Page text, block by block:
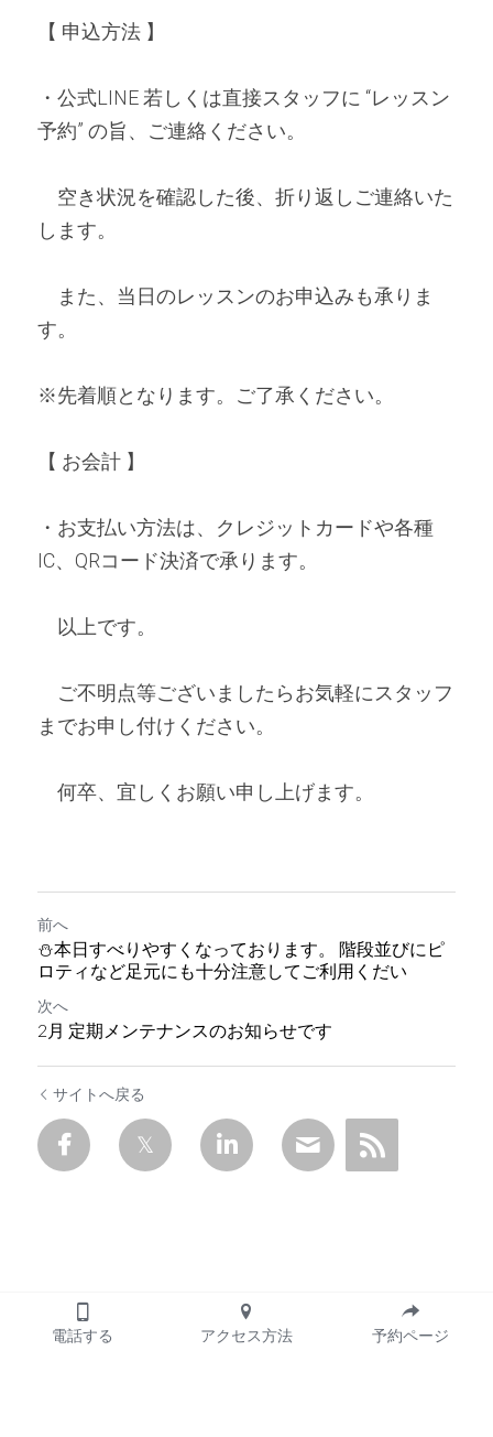
【 申込方法 】
・公式LINE 若しくは直接スタッフに “レッスン
予約” の旨、ご連絡ください。
空き状況を確認した後、折り返しご連絡いた
します。
また、当日のレッスンのお申込みも承りま
す。
※先着順となります。ご了承ください。
【 お会計 】
・お支払い方法は、クレジットカードや各種
IC、QRコード決済で承ります。
以上です。
ご不明点等ございましたらお気軽にスタッフ
までお申し付けください。
何卒、宜しくお願い申し上げます。
前へ
⛄本日すべりやすくなっております。 階段並びにピ
ロティなど足元にも十分注意してご利用くだい
次へ
2月 定期メンテナンスのお知らせです
サイトへ戻る
電話する アクセス方法 予約ページ